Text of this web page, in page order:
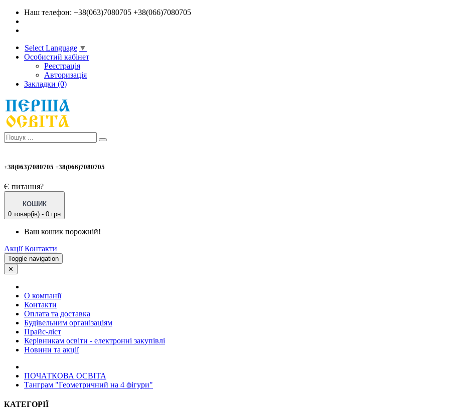
Наш телефон: +38(063)7080705 +38(066)7080705
Select Language ▼
Особистий кабінет
Реєстрація
Авторизація
Закладки (0)
+38(063)7080705 +38(066)7080705
Є питання?
КОШИК
0 товар(ів) - 0 грн
Ваш кошик порожній!
Акції Контакти
Toggle navigation
✕
О компанії
Контакти
Оплата та доставка
Будівельним організаціям
Прайс-ліст
Керівникам освіти - електронні закупівлі
Новини та акції
ПОЧАТКОВА ОСВIТА
Танграм "Геометричний на 4 фігури"
КАТЕГОРІЇ